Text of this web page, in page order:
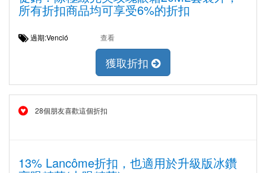
所有折扣商品均可享受6%的折扣
過期:Venció 查看
獲取折扣
28個朋友喜歡這個折扣
13% Lancôme折扣，也適用於升級版冰鑽